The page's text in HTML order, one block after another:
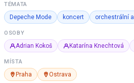
TÉMATA
Depeche Mode koncert orchestrální
OSOBY
Adrian Kokoš Katarína Knechtová
MÍSTA
Praha Ostrava